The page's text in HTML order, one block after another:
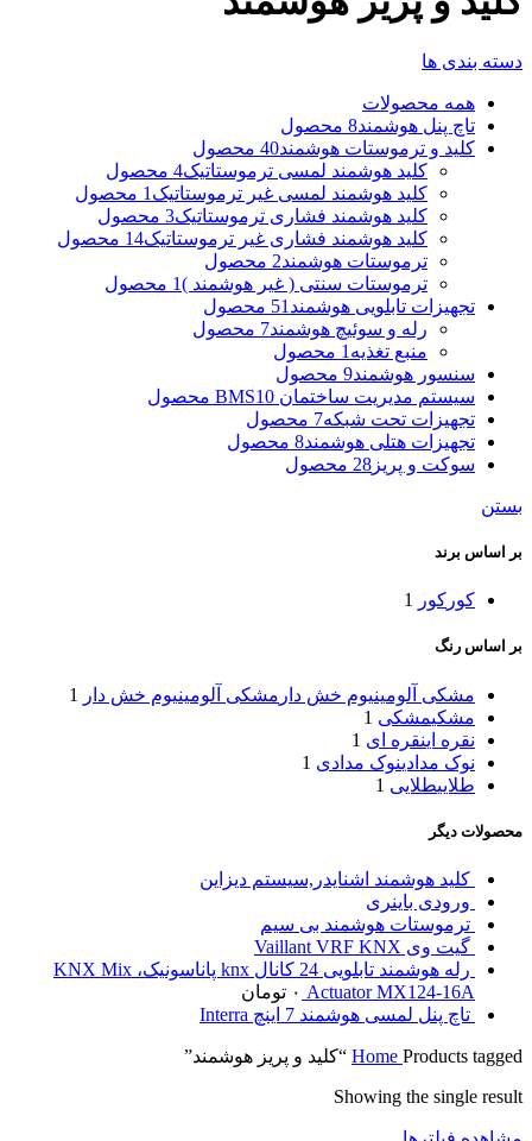
دسته بندی ها
همه محصولات
تاچ پنل هوشمند8 محصول
کلید و ترموستات هوشمند40 محصول
کلید هوشمند لمسی ترموستاتیک4 محصول
کلید هوشمند لمسی غیر ترموستاتیک 1 محصول
کلید هوشمند فشاری ترموستاتیک3 محصول
کلید هوشمند فشاری غیر ترموستاتیک14 محصول
ترموستات هوشمند2 محصول
ترموستات سنتی ( غیر هوشمند )1 محصول
تجهیزات تابلویی هوشمند 51 محصول
رله و سوئیچ هوشمند7 محصول
منبع تغذیه 1 محصول
سنسور هوشمند9 محصول
سیستم مدیریت ساختمان BMS 10 محصول
تجهیزات تحت شبکه7 محصول
تجهیزات هتلی هوشمند8 محصول
سوکت و پریز 28 محصول
بستن
بر اساس برند
کور کور 1
بر اساس رنگ
مشکی آلومینیوم خش دار مشکی آلومینیوم خش دار
1
مشکیمشکی 1
نقره اینقره ای 1
نوک مدادینوک مدادی 1
طلاییطلایی 1
محصولات دیگر
کلید هوشمند اشنایدر,سیستم دیزاین
ورودی باینری
ترموستات هوشمند بی سیم
گیت وی Vaillant VRF KNX
رله هوشمند تابلویی 24 کانال knx پاناسونیک، KNX Mix
Actuator MX124-16A ۰ تومان
تاچ پنل لمسی هوشمند 7 اینچ Interra
Home Products tagged “کلید و پریز هوشمند”
Showing the single result